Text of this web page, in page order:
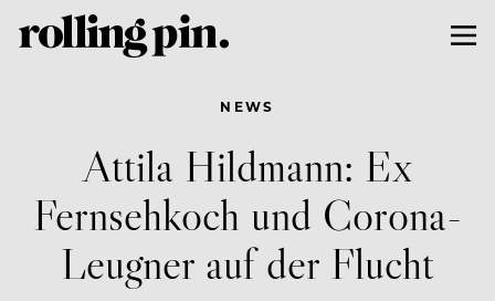
NEWS
Attila Hildmann: Ex
Fernsehkoch und Corona-
Leugner auf der Flucht